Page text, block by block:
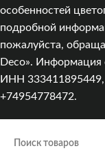
особенностей
подробной
пожалуйста,
Deco».
ИНН 333411895449,
+74954778472.
Мы используем
Оставаясь на